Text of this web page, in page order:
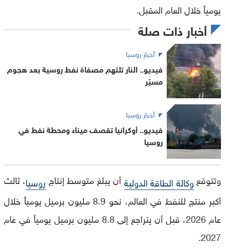
يومياً خلال العام المقبل.
أخبار ذات صلة
أخبار روسيا
فيديو.. النار تلتهم مصفاة نفط روسية بعد هجوم
مسيّر
أخبار روسيا
فيديو.. أوكرانيا تقصف ميناء ومحطة نفط في
روسيا
وتتوقعوكالة الطاقة الدوليةأن يبلغ متوسط إنتاج روسيا، ثالث
أكبر منتج للنفط في العالم، نحو 8.9 مليون برميل يومياً خلال
عام 2026، قبل أن يتراجع إلى 8.8 مليون برميل يومياً في عام
2027.